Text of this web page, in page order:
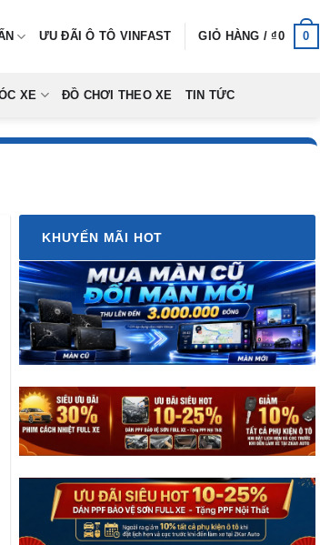
ƯU ĐÃI Ô TÔ VINFAST GIỎ HÀNG /₫0 0
XE ĐỒ CHƠI THEO XE TIN TỨC
KHUYẾN MÃI HOT